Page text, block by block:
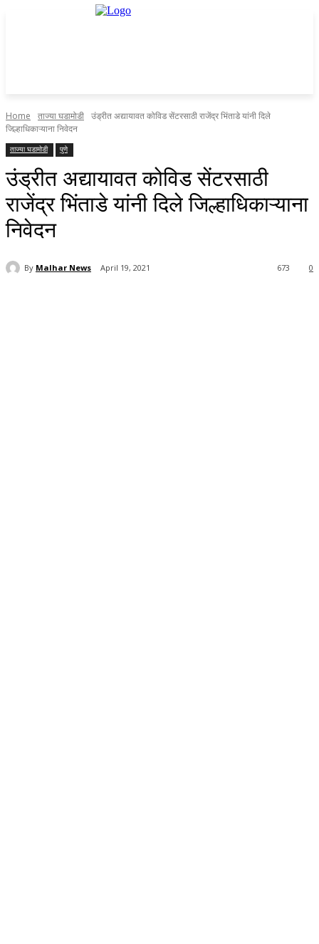
Home ताज्या घडामोडी उंड्रीत अद्यायावत कोविड सेंटरसाठी राजेंद्र भिंताडे यांनी दिले
जिल्हाधिकाऱ्याना निवेदन
ताज्या घडामोडी पुणे
उंड्रीत अद्यायावत कोविड सेंटरसाठी
राजेंद्र भिंताडे यांनी दिले जिल्हाधिकाऱ्याना
निवेदन
By Malhar News April 19, 2021 0
673